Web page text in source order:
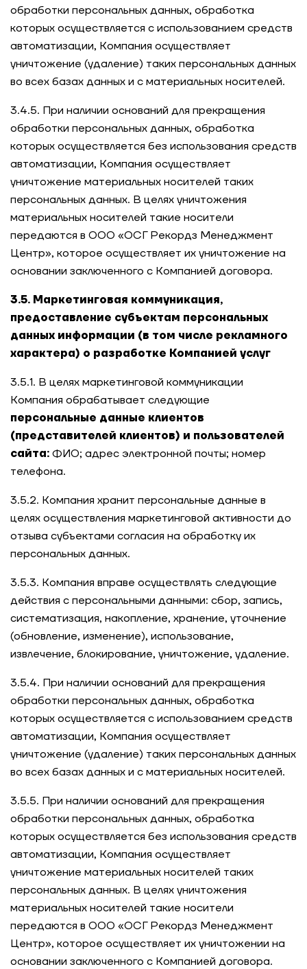
обработки персональных данных, обработка
которых осуществляется с использованием средств
автоматизации, Компания осуществляет
уничтожение (удаление) таких персональных данных
во всех базах данных и с материальных носителей.
3.4.5. При наличии оснований для прекращения
обработки персональных данных, обработка
которых осуществляется без использования средств
автоматизации, Компания осуществляет
уничтожение материальных носителей таких
персональных данных. В целях уничтожения
материальных носителей такие носители
передаются в ООО «ОСГ Рекордз Менеджмент
Центр», которое осуществляет их уничтожение на
основании заключенного с Компанией договора.
3.5. Маркетинговая коммуникация,
предоставление субъектам персональных
данных информации (в том числе рекламного
характера) о разработке Компанией услуг
3.5.1. В целях маркетинговой коммуникации
Компания обрабатывает следующие
персональные данные клиентов
(представителей клиентов) и пользователей
сайта: ФИО; адрес электронной почты; номер
телефона.
3.5.2. Компания хранит персональные данные в
целях осуществления маркетинговой активности до
отзыва субъектами согласия на обработку их
персональных данных.
3.5.3. Компания вправе осуществлять следующие
действия с персональными данными: сбор, запись,
систематизация, накопление, хранение, уточнение
(обновление, изменение), использование,
извлечение, блокирование, уничтожение, удаление.
3.5.4. При наличии оснований для прекращения
обработки персональных данных, обработка
которых осуществляется с использованием средств
автоматизации, Компания осуществляет
уничтожение (удаление) таких персональных данных
во всех базах данных и с материальных носителей.
3.5.5. При наличии оснований для прекращения
обработки персональных данных, обработка
которых осуществляется без использования средств
автоматизации, Компания осуществляет
уничтожение материальных носителей таких
персональных данных. В целях уничтожения
материальных носителей такие носители
передаются в ООО «ОСГ Рекордз Менеджмент
Центр», которое осуществляет их уничтожении на
основании заключенного с Компанией договора.